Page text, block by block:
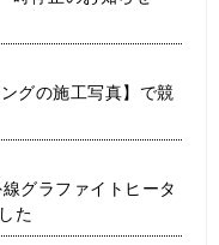
グの施工写真】で競
グラファイトヒータ
た